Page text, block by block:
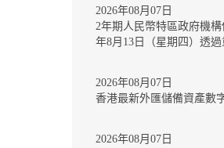
2026年08月07日
2年期人民幣特區政府機構
年8月13日（星期四）透
2026年08月07日
香港最新外匯儲備資產數
2026年08月07日